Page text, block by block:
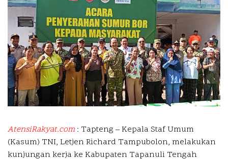
AtensiRakyat.com : Tapteng – Kepala Staf Umum
(Kasum) TNI, Letjen Richard Tampubolon, melakukan
kunjungan kerja ke Kabupaten Tapanuli Tengah